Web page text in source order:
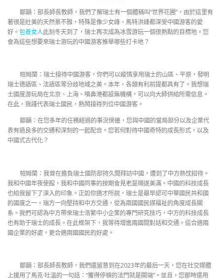
鄒韻：部長師長教師，我們了解瑞士有一個體稱叫“世界花圃”，由於這里有
著很是壯美的天然景不雅，特殊是像少女峰、馬特洪峰都深受中國游客的愛
好。 包養女人此刻冬天到了，瑞士再次成為冰雪游玩一個很熱點的目標地。您
會為這些想要來瑞士游玩的中國游客推舉哪些打卡地？
帕姆蘭：瑞士接待中國游客，你們可以縱情享用瑞士的山區、平原，發明
瑞士德語區、法語區等分歧地域之美。本年，各類有利前提都具有了。我想瑞
士國度游玩局在北京、上海、噴鼻港都設無機構，可以向大師供給所需信息。
在此，我謹代表瑞士國民，熱鬧接待列位中國游客。
鄒韻：在您多年的任務經過的事況傍邊，您與中國的當局部分以及企業代
表有過良多的交通和深刻的一起配合。您若何對待中國奇特的成長形式，以及
中國式古代化？
帕姆蘭：我曾在擔負瑞士國防部持久間拜訪中國，遭到了中方熱忱招待。
我和中國年夜使館，我和中國同事的按期會見老是順遂美滿。中國的科技成長
也給我留下了深入的印象。正如你適才所說，瑞士是最早認可中華國民共和國
的國度之一。瑞方一向堅持和中方交通，從為兩國國民謀福祉的角度成長關
系。我們可認為中方帶來瑞士浩繁中小企業的專門研究技巧，中方的科技成長
也有助于瑞士的成長。在此框架下，我等待增進兩國間對話和交通。這合適兩
國企業的好處，更合適兩國國民的好處。
鄒韻：部長師長教師，我們還留意到在2023年的最后一天，您在社交媒體
上援用了馬克·吐溫的一句話：“獲得停頓的法門就是開端”。並且，您那時還用